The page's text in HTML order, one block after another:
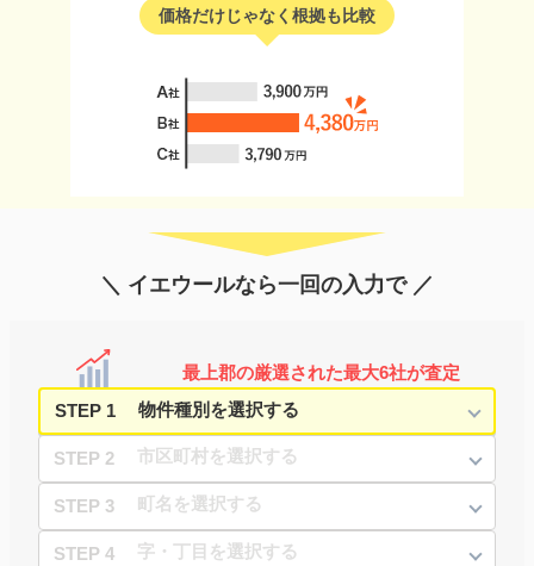
価格だけじゃなく根拠も比較
＼ イエウールなら一回の入力で ／
最上郡の厳選された最大6社が査定
STEP 1
STEP 2
STEP 3
STEP 4